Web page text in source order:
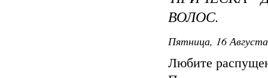
ВОЛОС.
Пятница, 16
Любите